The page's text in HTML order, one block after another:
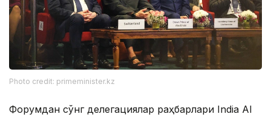
Photo credit: primeminister.kz
Форумдан сўнг делегациялар раҳбарлари India AI